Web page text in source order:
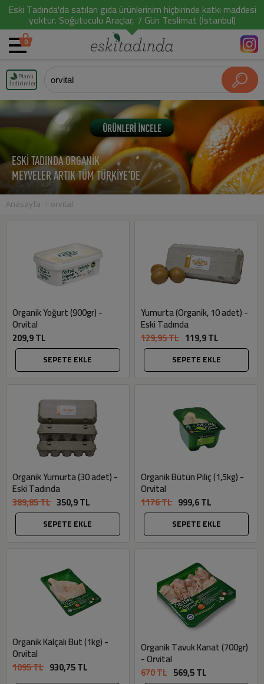
Eski Tadında'da satılan gıda ürünlerinim hiçbirinde katkı maddesi
yoktur. Soğutuculu Araçlar, 7 Gün Teslimat (İstanbul)
0
Planlı
İndirimler
ESKİ TADINDA ORGANİK
MEYVELER ARTIK TÜM TÜRKİYE'DE
Anasayfa orvital
Organik Yoğurt (900gr) -
Orvital
209,9 TL
SEPETE EKLE
Yumurta (Organik, 10 adet) -
Eski Tadında
129,95 TL 119,9 TL
SEPETE EKLE
Organik Yumurta (30 adet) -
Eski Tadında
389,85 TL 350,9 TL
SEPETE EKLE
Organik Bütün Piliç (1,5kg) -
Orvital
1176 TL 999,6 TL
SEPETE EKLE
Organik Kalçalı But (1kg) -
Orvital
1095 TL 930,75 TL
Organik Tavuk Kanat (700gr)
- Orvital
670 TL 569,5 TL